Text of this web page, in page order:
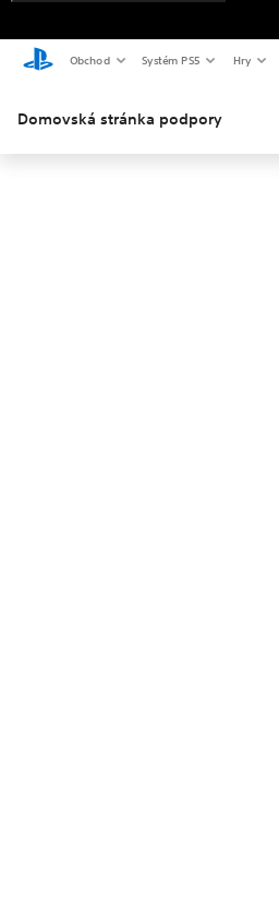
Obchod Systém PS5 Hry
Domovská stránka podpory